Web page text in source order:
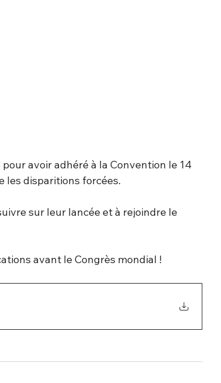
avoir adhéré à la Convention le 14
les disparitions forcées.
sur leur lancée et à rejoindre le
avant le Congrès mondial !